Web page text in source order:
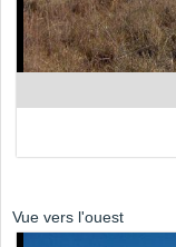
Vue vers l'ouest